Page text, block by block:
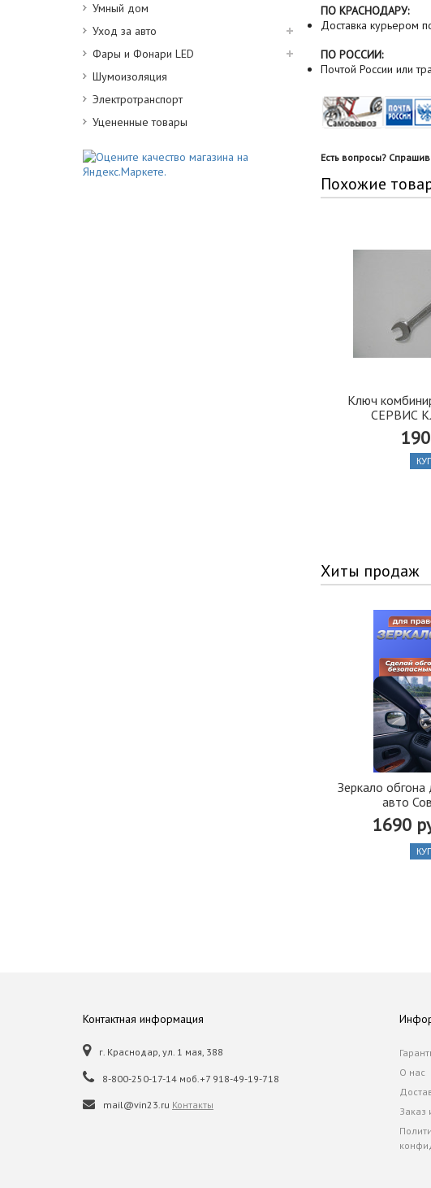
Умный дом
Уход за авто
Фары и Фонари LED
Шумоизоляция
Электротранспорт
Уцененные товары
ПО КРАСНОДАРУ:
Доставка курьером
ПО РОССИИ:
Почтой России или
Есть вопросы?
Похожие
Ключ
СЕРВИС
Хиты продаж
Зеркало обгона
авто
1690
Контактная информация
г. Краснодар, ул. 1 мая, 388
8-800-250-17-14 моб.+7 918-49-19-718
mail@vin23.ru Контакты
О нас
Заказ